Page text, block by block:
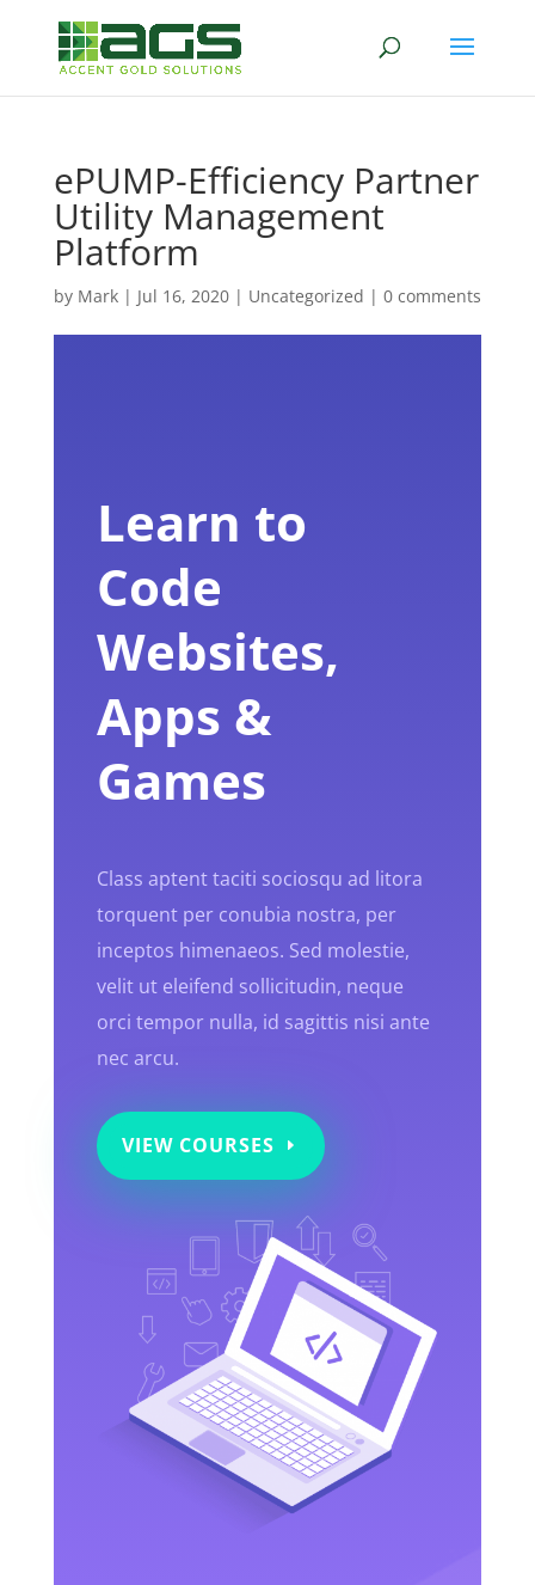
ePUMP-Efficiency Partner
Utility Management
Platform
by Mark| Jul 16, 2020| Uncategorized | 0 comments
Learn to
Code
Websites,
Apps &
Games
Class aptent taciti sociosqu ad litora
torquent per conubia nostra, per
inceptos himenaeos. Sed molestie,
velit ut eleifend sollicitudin, neque
orci tempor nulla, id sagittis nisi ante
nec arcu.
VIEW COURSES